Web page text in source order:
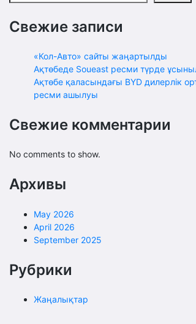
Свежие записи
«Кол-Авто» сайты жаңартылды
Ақтөбеде Soueast ресми түрде
Ақтөбе қаласындағы BYD дилерлік
ресми ашылуы
Свежие комментарии
No comments to show.
Архивы
May 2026
April 2026
September 2025
Рубрики
Жаңалықтар